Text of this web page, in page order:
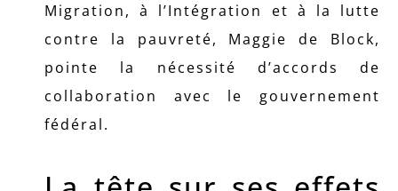
Migration, à l’Intégration et à la lutte
contre la pauvreté, Maggie de Block,
pointe la nécessité d’accords de
collaboration avec le gouvernement
fédéral.